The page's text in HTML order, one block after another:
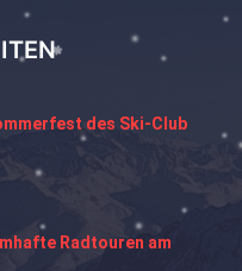
des Ski-Club
Radtouren am